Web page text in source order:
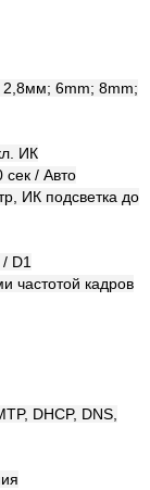
6mm; 8mm;
ИК
сек / Авто
ИК подсветка до
D1
частотой кадров
DHCP, DNS,